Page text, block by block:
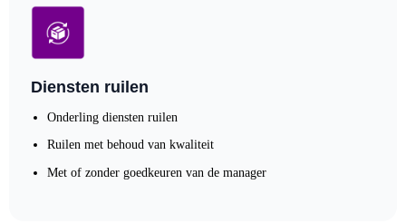
Diensten ruilen
Onderling diensten ruilen
Ruilen met behoud van kwaliteit
Met of zonder goedkeuren van de manager